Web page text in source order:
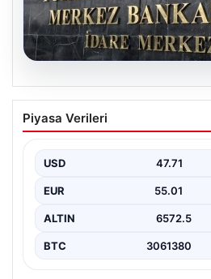
05.08.2026
Merkez Bankası Nisan
Zaman Açıklanacak?
Türkiye Cumhuriyet Merkez
üzere…
Piyasa Verileri
USD 47.71
EUR 55.01
ALTIN 6572.5
BTC 3061380